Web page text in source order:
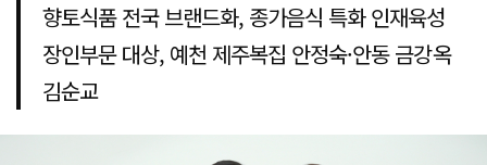
향토식품 전국 브랜드화, 종가음식 특화 인재육성
장인부문 대상, 예천 제주복집 안정숙·안동 금강옥
김순교